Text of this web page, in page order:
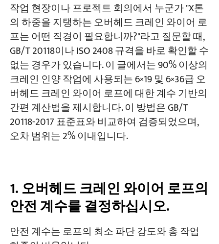
블로그
를 결정하십시오.
2. 오버헤드 크레인 와이어 로프 등급을 확
인하십시오.
A급 — 선형 접촉식 (크레인 인양에 적합)
클래스 B — 포인트 컨택트(보조 응용 프로
그램)
3. 오버헤드 크레인 와이어 로프 크기 결정
을 위한 간편 직경 측정 공식
4. 로프 무게 추정
5. 기존 로프를 이용한 용량 역산
6. 오버헤드 크레인 와이어 로프 끝단 처리
작업 현장이나 프로젝트 회의에서 누군가 "X톤
의 하중을 지탱하는 오버헤드 크레인 와이어 로
프는 어떤 직경이 필요합니까?"라고 질문할 때,
GB/T 20118이나 ISO 2408 규격을 바로 확인할 수
없는 경우가 있습니다. 이 글에서는 90% 이상의
크레인 인양 작업에 사용되는 6×19 및 6×36급 오
버헤드 크레인 와이어 로프에 대한 계수 기반의
간편 계산법을 제시합니다. 이 방법은 GB/T
20118-2017 표준표와 비교하여 검증되었으며,
오차 범위는 2% 이내입니다.
1. 오버헤드 크레인 와이어 로프의
안전 계수를 결정하십시오.
안전 계수는 로프의 최소 파단 강도와 총 작업